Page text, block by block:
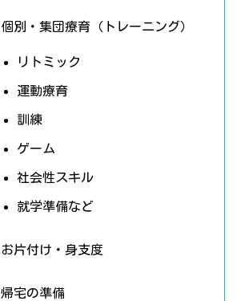
個別・集団療育（トレーニング）
リトミック
運動療育
訓練
ゲーム
社会性スキル
就学準備など
お片付け・身支度
帰宅の準備